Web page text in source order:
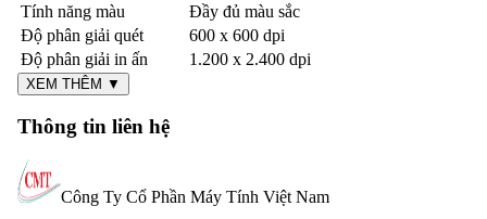
Tính năng màu
Đầy đủ màu sắc
Độ phân giải quét
600 x 600 dpi
Độ phân giải in ấn
1.200 x 2.400 dpi
XEM THÊM ▼
Thông tin liên hệ
Công Ty Cổ Phần Máy Tính Việt Nam